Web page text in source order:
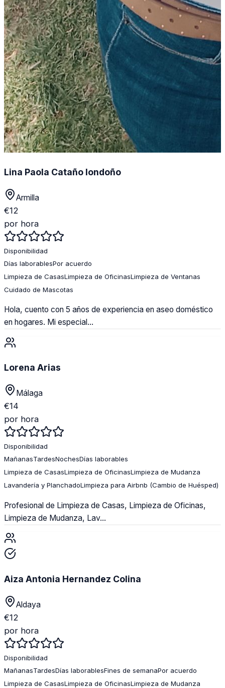
Lina Paola Cataño londoño
Armilla
€12
por hora
Disponibilidad
Días laborablesPor acuerdo
Limpieza de CasasLimpieza de OficinasLimpieza de Ventanas
Cuidado de Mascotas
Hola, cuento con 5 años de experiencia en aseo doméstico
en hogares. Mi especial...
Lorena Arias
Málaga
€14
por hora
Disponibilidad
MañanasTardesNochesDías laborables
Limpieza de CasasLimpieza de OficinasLimpieza de Mudanza
Lavandería y PlanchadoLimpieza para Airbnb (Cambio de Huésped)
Profesional de Limpieza de Casas, Limpieza de Oficinas,
Limpieza de Mudanza, Lav...
Aiza Antonia Hernandez Colina
Aldaya
€12
por hora
Disponibilidad
MañanasTardesDías laborablesFines de semanaPor acuerdo
Limpieza de CasasLimpieza de OficinasLimpieza de Mudanza